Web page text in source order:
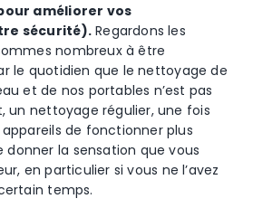
améliorer vos
sécurité).Regardons les
nombreux à être
le quotidien que le nettoyage de
et de nos portables n’est pas
un nettoyage régulier, une fois
de fonctionner plus
la sensation que vous
en particulier si vous ne l’avez
temps.